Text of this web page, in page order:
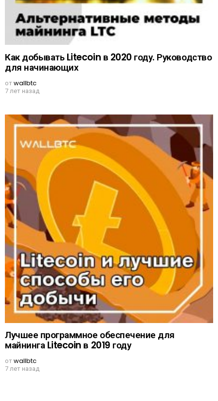
Как добывать Litecoin в 2020 году. Руководство
для начинающих
отwallbtc
7 лет назад
Лучшее программное обеспечение для
майнинга Litecoin в 2019 году
отwallbtc
7 лет назад